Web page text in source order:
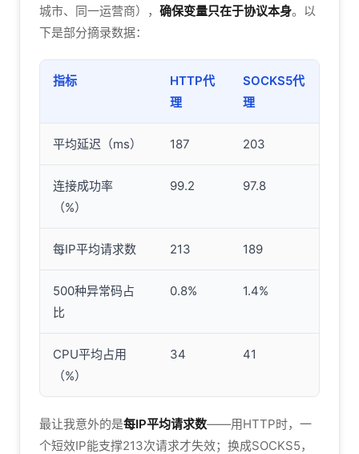
城市、同一运营商）， 确保变量只在于协议本身。以
下是部分摘录数据：
指标
HTTP代
理
SOCKS5代
理
平均延迟（ms） 187 203
连接成功率
（%）
99.2 97.8
每IP平均请求数 213 189
500种异常码占
比
0.8% 1.4%
CPU平均占用
（%）
34 41
最让我意外的是每IP平均请求数——用HTTP时，一
个短效IP能支撑213次请求才失效；换成SOCKS5，